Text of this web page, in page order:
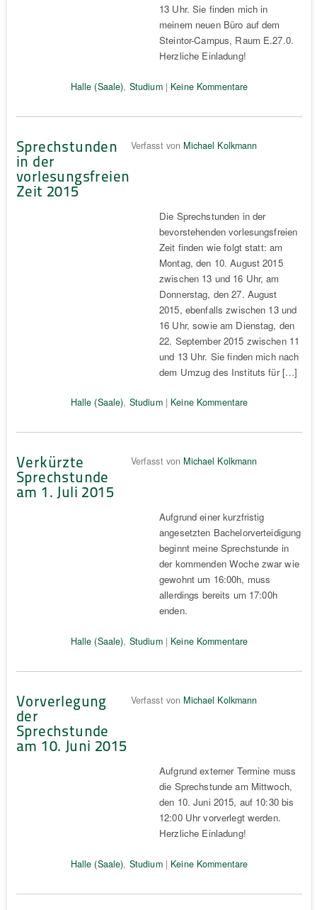
13 Uhr. Sie finden mich in
meinem neuen Büro auf dem
Steintor-Campus, Raum E.27.0.
Herzliche Einladung!
Halle (Saale), Studium| Keine Kommentare
Sprechstunden
in der
vorlesungsfreien
Zeit 2015
Verfasst von Michael Kolkmann
Die Sprechstunden in der
bevorstehenden vorlesungsfreien
Zeit finden wie folgt statt: am
Montag, den 10. August 2015
zwischen 13 und 16 Uhr, am
Donnerstag, den 27. August
2015, ebenfalls zwischen 13 und
16 Uhr, sowie am Dienstag, den
22. September 2015 zwischen 11
und 13 Uhr. Sie finden mich nach
dem Umzug des Instituts für […]
Halle (Saale), Studium| Keine Kommentare
Verkürzte
Sprechstunde
am 1. Juli 2015
Verfasst von Michael Kolkmann
Aufgrund einer kurzfristig
angesetzten Bachelorverteidigung
beginnt meine Sprechstunde in
der kommenden Woche zwar wie
gewohnt um 16:00h, muss
allerdings bereits um 17:00h
enden.
Halle (Saale), Studium| Keine Kommentare
Vorverlegung
der
Sprechstunde
am 10. Juni 2015
Verfasst von Michael Kolkmann
Aufgrund externer Termine muss
die Sprechstunde am Mittwoch,
den 10. Juni 2015, auf 10:30 bis
12:00 Uhr vorverlegt werden.
Herzliche Einladung!
Halle (Saale), Studium| Keine Kommentare